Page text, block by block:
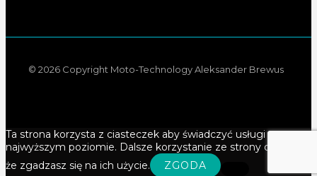
© 2026 Copyright Moto-Technology Aleksander Brewus
Ta strona korzysta z ciasteczek aby świadczyć usługi na
najwyższym poziomie. Dalsze korzystanie ze strony oznacza,
że zgadzasz się na ich użycie.
ZGODA